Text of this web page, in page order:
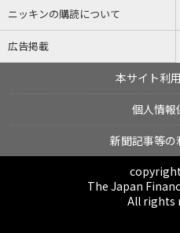
ニッキンの購読について
広告掲載
本サイト利
個人情報
新聞記事等の
The Japan
All rights